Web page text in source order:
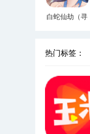
白蛇仙劫（寻
热门标签：